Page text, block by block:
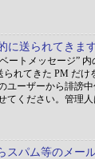
に送られてきます
ートメッセージ”
られてきた PM だけ
ユーザーから誹謗
てください。管理
スパム等のメー